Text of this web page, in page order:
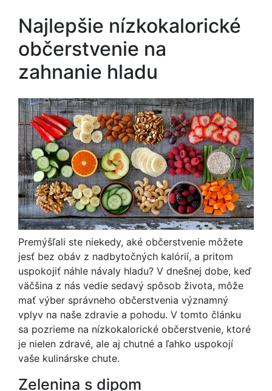
Najlepšie nízkokalorické
občerstvenie na
zahnanie hladu
Premýšľali ste niekedy, aké občerstvenie môžete
jesť bez obáv z nadbytočných kalórií, a pritom
uspokojiť náhle návaly hladu? V dnešnej dobe, keď
väčšina z nás vedie sedavý spôsob života, môže
mať výber správneho občerstvenia významný
vplyv na naše zdravie a pohodu. V tomto článku
sa pozrieme na nízkokalorické občerstvenie, ktoré
je nielen zdravé, ale aj chutné a ľahko uspokojí
vaše kulinárske chute.
Zelenina s dipom